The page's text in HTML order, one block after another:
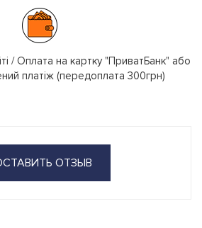
/ Оплата на картку "ПриватБанк" або
платіж (передоплата 300грн)
ОТЗЫВ